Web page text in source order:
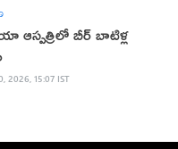
ఆస్పత్రిలో బీర్ బాటిళ్ల
2026, 15:07 IST